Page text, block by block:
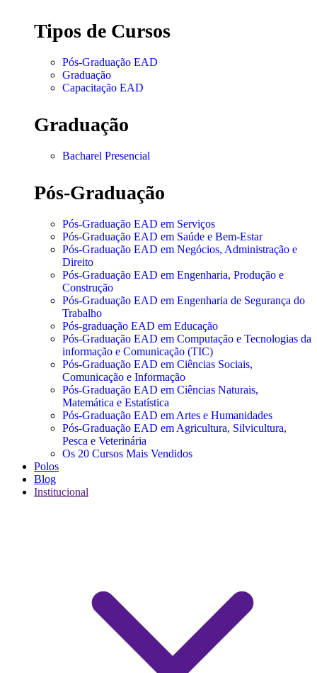
Tipos de Cursos
Pós-Graduação EAD
Graduação
Capacitação EAD
Graduação
Bacharel Presencial
Pós-Graduação
Pós-Graduação EAD em Serviços
Pós-Graduação EAD em Saúde e Bem-Estar
Pós-Graduação EAD em Negócios, Administração e
Direito
Pós-Graduação EAD em Engenharia, Produção e
Construção
Pós-Graduação EAD em Engenharia de Segurança do
Trabalho
Pós-graduação EAD em Educação
Pós-Graduação EAD em Computação e Tecnologias da
informação e Comunicação (TIC)
Pós-Graduação EAD em Ciências Sociais,
Comunicação e Informação
Pós-Graduação EAD em Ciências Naturais,
Matemática e Estatística
Pós-Graduação EAD em Artes e Humanidades
Pós-Graduação EAD em Agricultura, Silvicultura,
Pesca e Veterinária
Os 20 Cursos Mais Vendidos
Polos
Blog
Institucional